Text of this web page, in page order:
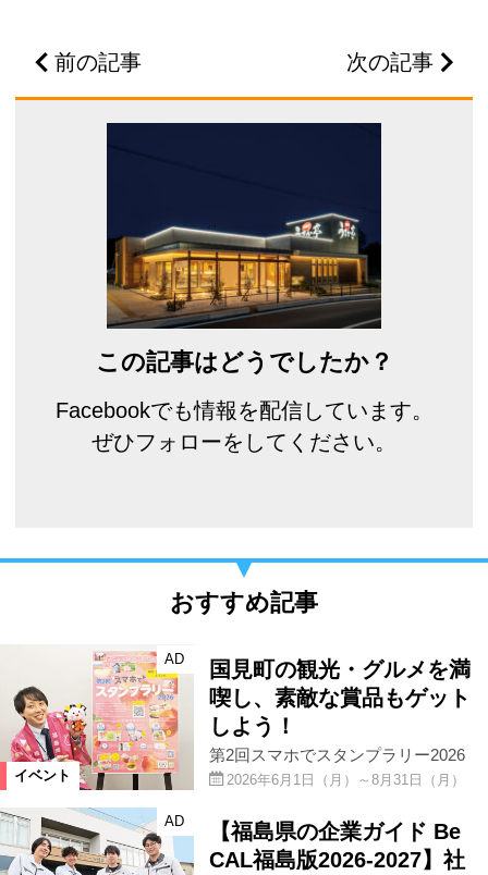
前の記事 次の記事
この記事はどうでしたか？
Facebookでも情報を配信しています。
ぜひフォローをしてください。
おすすめ記事
イベント
AD
国見町の観光・グルメを満
喫し、素敵な賞品もゲット
しよう！
第2回スマホでスタンプラリー2026
2026年6月1日（月）～8月31日（月）
AD
【福島県の企業ガイド Be
CAL福島版2026-2027】社